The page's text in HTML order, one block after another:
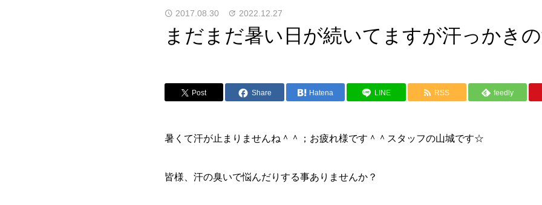
2017.08.30 2022.12.27
まだまだ暑い日が続いてますが汗っかき
Post Share Hatena LINE RSS feedly
暑くて汗が止まりませんね＾＾；お疲れ様です＾＾スタッフの山城です☆
皆様、汗の臭いで悩んだりする事ありませんか？